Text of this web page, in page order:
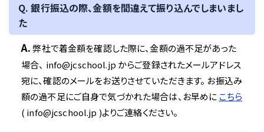
Q. 銀行振込の際、金額を間違えて振り込んでしまいまし
た
A.弊社で着金額を確認した際に、金額の過不足があった
場合、 info@jcschool.jp からご登録されたメールアドレス
宛に、確認のメールをお送りさせていただきます。 お振込み
額の過不足にご自身で気づかれた場合は、お早めにこちら
( info@jcschool.jp )よりご連絡ください。